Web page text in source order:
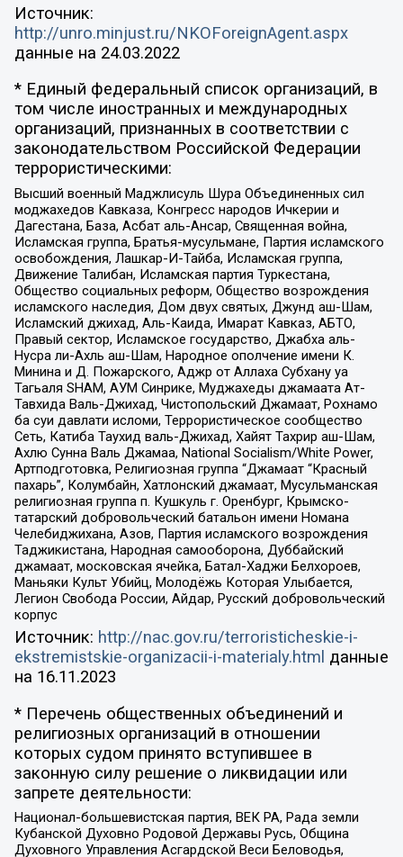
Источник:
http://unro.minjust.ru/NKOForeignAgent.aspx
данные на 24.03.2022
* Единый федеральный список организаций, в
том числе иностранных и международных
организаций, признанных в соответствии с
законодательством Российской Федерации
террористическими:
Высший военный Маджлисуль Шура Объединенных сил
моджахедов Кавказа, Конгресс народов Ичкерии и
Дагестана, База, Асбат аль-Ансар, Священная война,
Исламская группа, Братья-мусульмане, Партия исламского
освобождения, Лашкар-И-Тайба, Исламская группа,
Движение Талибан, Исламская партия Туркестана,
Общество социальных реформ, Общество возрождения
исламского наследия, Дом двух святых, Джунд аш-Шам,
Исламский джихад, Аль-Каида, Имарат Кавказ, АБТО,
Правый сектор, Исламское государство, Джабха аль-
Нусра ли-Ахль аш-Шам, Народное ополчение имени К.
Минина и Д. Пожарского, Аджр от Аллаха Субхану уа
Тагьаля SHAM, АУМ Синрике, Муджахеды джамаата Ат-
Тавхида Валь-Джихад, Чистопольский Джамаат, Рохнамо
ба суи давлати исломи, Террористическое сообщество
Сеть, Катиба Таухид валь-Джихад, Хайят Тахрир аш-Шам,
Ахлю Сунна Валь Джамаа, National Socialism/White Power,
Артподготовка, Религиозная группа “Джамаат “Красный
пахарь”, Колумбайн, Хатлонский джамаат, Мусульманская
религиозная группа п. Кушкуль г. Оренбург, Крымско-
татарский добровольческий батальон имени Номана
Челебиджихана, Азов, Партия исламского возрождения
Таджикистана, Народная самооборона, Дуббайский
джамаат, московская ячейка, Батал-Хаджи Белхороев,
Маньяки Культ Убийц, Молодёжь Которая Улыбается,
Легион Свобода России, Айдар, Русский добровольческий
корпус
Источник: http://nac.gov.ru/terroristicheskie-i-
ekstremistskie-organizacii-i-materialy.html данные
на 16.11.2023
* Перечень общественных объединений и
религиозных организаций в отношении
которых судом принято вступившее в
законную силу решение о ликвидации или
запрете деятельности:
Национал-большевистская партия, ВЕК РА, Рада земли
Кубанской Духовно Родовой Державы Русь, Община
Духовного Управления Асгардской Веси Беловодья,